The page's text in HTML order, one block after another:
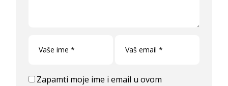
Zapamti moje ime i email u ovom